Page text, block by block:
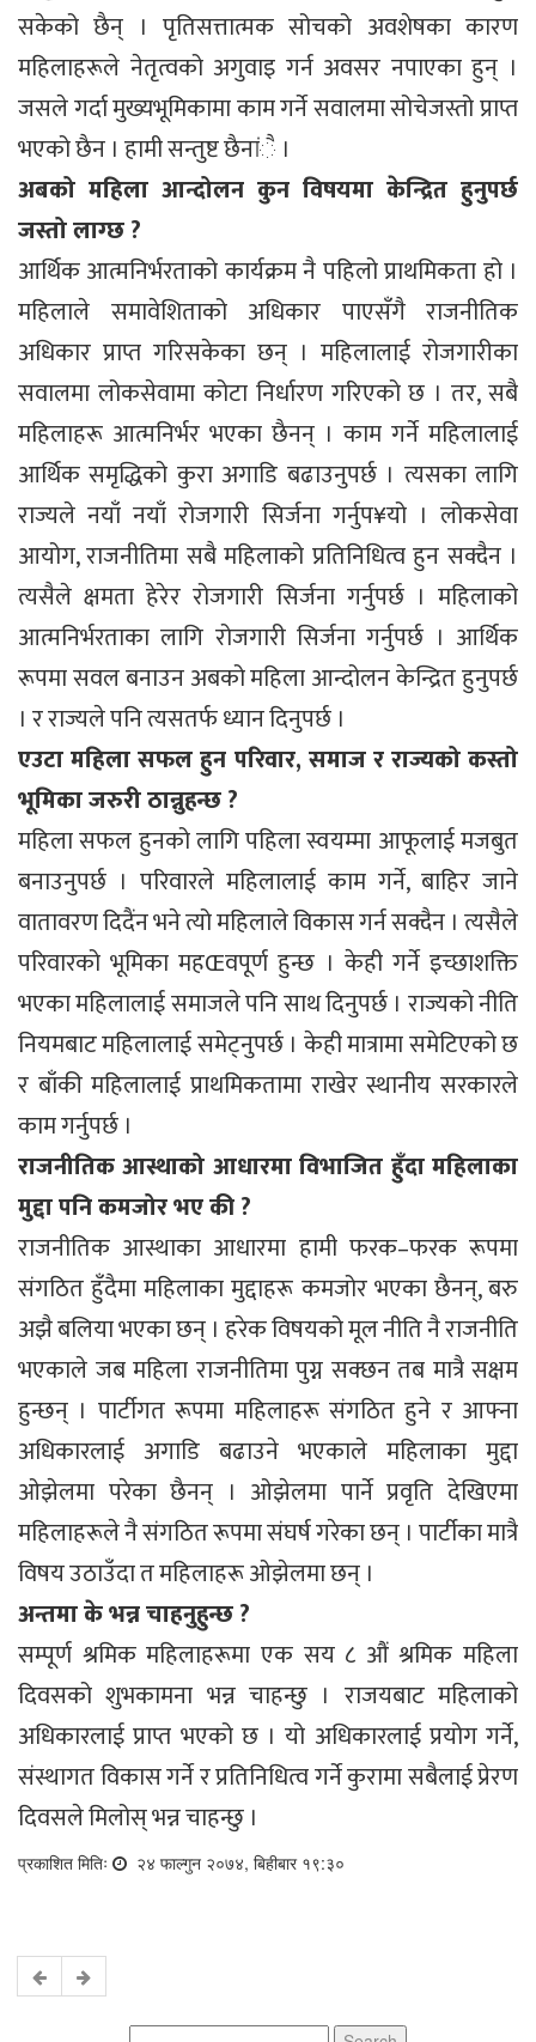
सकेको छैन् । पृतिसत्तात्मक सोचको अवशेषका कारण
महिलाहरूले नेतृत्वको अगुवाइ गर्न अवसर नपाएका हुन् ।
जसले गर्दा मुख्यभूमिकामा काम गर्ने सवालमा सोचेजस्तो प्राप्त
भएको छैन । हामी सन्तुष्ट छैनांै ।
अबको महिला आन्दोलन कुन विषयमा केन्द्रित हुनुपर्छ
जस्तो लाग्छ ?
आर्थिक आत्मनिर्भरताको कार्यक्रम नै पहिलो प्राथमिकता हो ।
महिलाले समावेशिताको अधिकार पाएसँगै राजनीतिक
अधिकार प्राप्त गरिसकेका छन् । महिलालाई रोजगारीका
सवालमा लोकसेवामा कोटा निर्धारण गरिएको छ । तर, सबै
महिलाहरू आत्मनिर्भर भएका छैनन् । काम गर्ने महिलालाई
आर्थिक समृद्धिको कुरा अगाडि बढाउनुपर्छ । त्यसका लागि
राज्यले नयाँ नयाँ रोजगारी सिर्जना गर्नुप¥यो । लोकसेवा
आयोग, राजनीतिमा सबै महिलाको प्रतिनिधित्व हुन सक्दैन ।
त्यसैले क्षमता हेरेर रोजगारी सिर्जना गर्नुपर्छ । महिलाको
आत्मनिर्भरताका लागि रोजगारी सिर्जना गर्नुपर्छ । आर्थिक
रूपमा सवल बनाउन अबको महिला आन्दोलन केन्द्रित हुनुपर्छ
। र राज्यले पनि त्यसतर्फ ध्यान दिनुपर्छ ।
एउटा महिला सफल हुन परिवार, समाज र राज्यको कस्तो
भूमिका जरुरी ठान्नुहन्छ ?
महिला सफल हुनको लागि पहिला स्वयम्मा आफूलाई मजबुत
बनाउनुपर्छ । परिवारले महिलालाई काम गर्ने, बाहिर जाने
वातावरण दिदैंन भने त्यो महिलाले विकास गर्न सक्दैन । त्यसैले
परिवारको भूमिका महŒवपूर्ण हुन्छ । केही गर्ने इच्छाशक्ति
भएका महिलालाई समाजले पनि साथ दिनुपर्छ । राज्यको नीति
नियमबाट महिलालाई समेट्नुपर्छ । केही मात्रामा समेटिएको छ
र बाँकी महिलालाई प्राथमिकतामा राखेर स्थानीय सरकारले
काम गर्नुपर्छ ।
राजनीतिक आस्थाको आधारमा विभाजित हुँदा महिलाका
मुद्दा पनि कमजोर भए की ?
राजनीतिक आस्थाका आधारमा हामी फरक–फरक रूपमा
संगठित हुँदैमा महिलाका मुद्दाहरू कमजोर भएका छैनन्, बरु
अझै बलिया भएका छन् । हरेक विषयको मूल नीति नै राजनीति
भएकाले जब महिला राजनीतिमा पुग्न सक्छन तब मात्रै सक्षम
हुन्छन् । पार्टीगत रूपमा महिलाहरू संगठित हुने र आफ्ना
अधिकारलाई अगाडि बढाउने भएकाले महिलाका मुद्दा
ओझेलमा परेका छैनन् । ओझेलमा पार्ने प्रवृति देखिएमा
महिलाहरूले नै संगठित रूपमा संघर्ष गरेका छन् । पार्टीका मात्रै
विषय उठाउँदा त महिलाहरू ओझेलमा छन् ।
अन्तमा के भन्न चाहनुहुन्छ ?
सम्पूर्ण श्रमिक महिलाहरूमा एक सय ८ औं श्रमिक महिला
दिवसको शुभकामना भन्न चाहन्छु । राजयबाट महिलाको
अधिकारलाई प्राप्त भएको छ । यो अधिकारलाई प्रयोग गर्ने,
संस्थागत विकास गर्ने र प्रतिनिधित्व गर्ने कुरामा सबैलाई प्रेरण
दिवसले मिलोस् भन्न चाहन्छु ।
प्रकाशित मितिः २४ फाल्गुन २०७४, बिहीबार १९:३०